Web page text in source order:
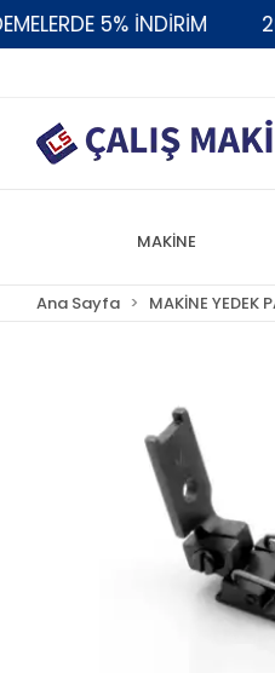
5% İNDİRİM
MAKİNE
Ana Sayfa MAKİNE YEDEK